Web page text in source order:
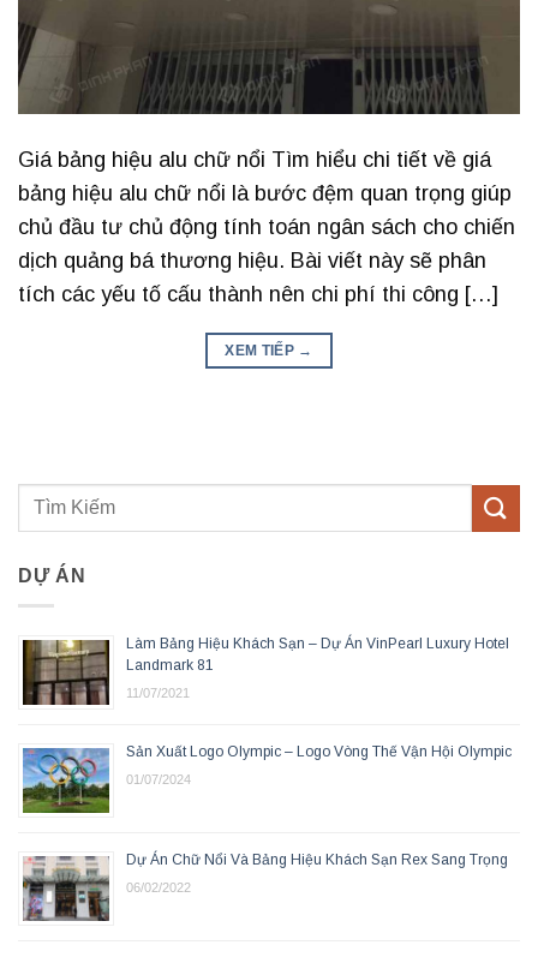
Giá bảng hiệu alu chữ nổi Tìm hiểu chi tiết về giá
bảng hiệu alu chữ nổi là bước đệm quan trọng giúp
chủ đầu tư chủ động tính toán ngân sách cho chiến
dịch quảng bá thương hiệu. Bài viết này sẽ phân
tích các yếu tố cấu thành nên chi phí thi công […]
XEM TIẾP →
DỰ ÁN
Làm Bảng Hiệu Khách Sạn – Dự Án VinPearl Luxury Hotel
Landmark 81
11/07/2021
Sản Xuất Logo Olympic – Logo Vòng Thế Vận Hội Olympic
01/07/2024
Dự Án Chữ Nổi Và Bảng Hiệu Khách Sạn Rex Sang Trọng
06/02/2022